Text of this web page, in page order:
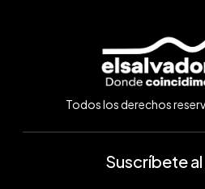
Todos los derechos
Suscríbete